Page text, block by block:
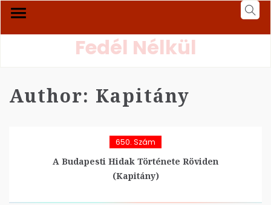
Fedél Nélkül
Author: Kapitány
650. Szám
A Budapesti Hidak Története Röviden
(Kapitány)